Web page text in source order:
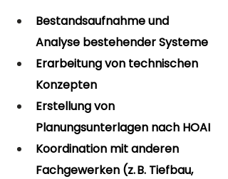
Bestandsaufnahme und
Analyse bestehender Systeme
Erarbeitung von technischen
Konzepten
Erstellung von
Planungsunterlagen nach HOAI
Koordination mit anderen
Fachgewerken (z. B. Tiefbau,